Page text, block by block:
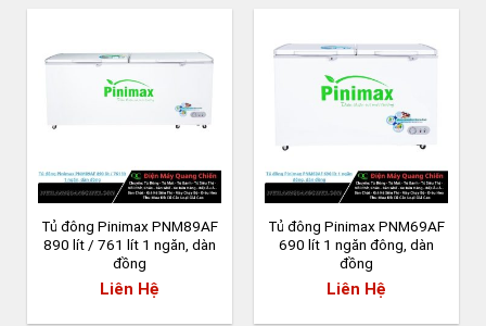
Tủ đông Pinimax PNM89AF
890 lít / 761 lít 1 ngăn, dàn
đồng
Liên Hệ
Tủ đông Pinimax PNM69AF
690 lít 1 ngăn đông, dàn
đồng
Liên Hệ